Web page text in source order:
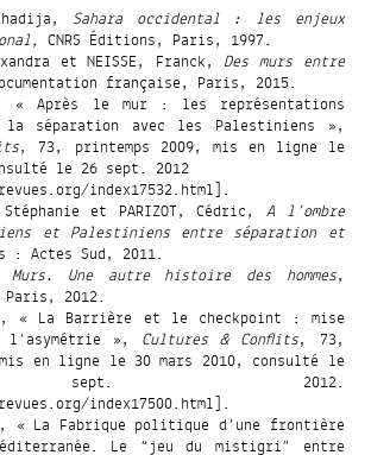
Sahara occidental : les enjeux
CNRS Éditions, Paris, 1997.
et NEISSE, Franck, Des murs entre
française, Paris, 2015.
« Après le mur : les représentations
séparation avec les Palestiniens »,
, 73, printemps 2009, mis en ligne le
le 26 sept. 2012
index17532.html].
Stéphanie et PARIZOT, Cédric,A l’ombre
et Palestiniens entre séparation et
: Actes Sud, 2011.
Murs. Une autre histoire des hommes,
2012.
« La Barrière et le checkpoint : mise
», Cultures & Conflits, 73,
en ligne le 30 mars 2010, consulté le
2012.
index17500.html].
« La Fabrique politique d’une frontière
Le “jeu du mistigri” entre